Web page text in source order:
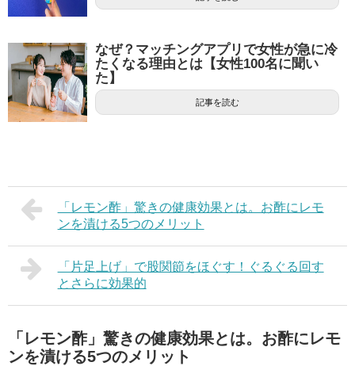
なぜ？マッチングアプリで女性が急に冷
たくなる理由とは【女性100名に聞い
た】
記事を読む
「レモン酢」驚きの健康効果とは。お酢にレモ
ンを漬ける5つのメリット
「片足上げ」で股関節をほぐす！ぐるぐる回す
とさらに効果的
「レモン酢」驚きの健康効果とは。お酢にレモ
ンを漬ける5つのメリット